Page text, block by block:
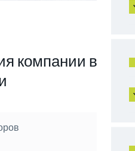
компании в